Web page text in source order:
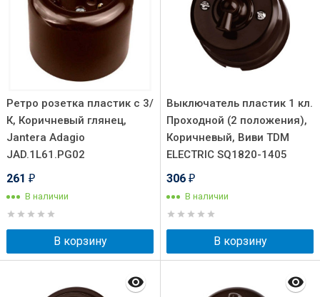
Ретро розетка пластик с 3/
К, Коричневый глянец,
Jantera Adagio
JAD.1L61.PG02
261 ₽
В наличии
В корзину
Выключатель пластик 1 кл.
Проходной (2 положения),
Коричневый, Виви TDM
ELECTRIC SQ1820-1405
306 ₽
В наличии
В корзину